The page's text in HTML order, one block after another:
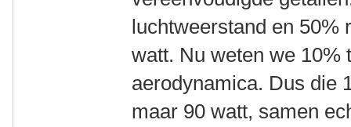
luchtweerstand en 50%
watt. Nu weten we 10%
aerodynamica. Dus die
maar 90 watt, samen